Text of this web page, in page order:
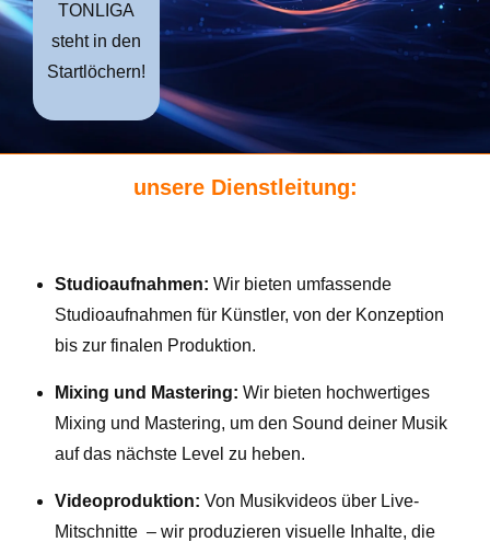
TONLIGA
steht in den
Startlöchern!
unsere Dienstleitung:
Studioaufnahmen: Wir bieten umfassende
Studioaufnahmen für Künstler, von der Konzeption
bis zur finalen Produktion.
Mixing und Mastering: Wir bieten hochwertiges
Mixing und Mastering, um den Sound deiner Musik
auf das nächste Level zu heben.
Videoproduktion: Von Musikvideos über Live-
Mitschnitte – wir produzieren visuelle Inhalte, die